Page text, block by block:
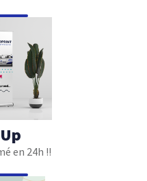
en 24h !!